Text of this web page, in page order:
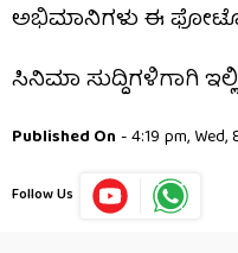
ಅಭಿಮಾನಿಗಳು ಈ
ಸಿನಿಮಾ ಸುದ್ದಿಗಳಿಗಾಗಿ ಇಲ್ಲಿ
Published On - 4:19 pm, Wed,
Follow Us